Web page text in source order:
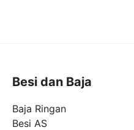
Besi dan Baja
Baja Ringan
Besi AS